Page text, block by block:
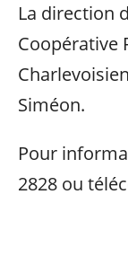
La direction
Coopérative
Siméon.
Pour
2828 ou